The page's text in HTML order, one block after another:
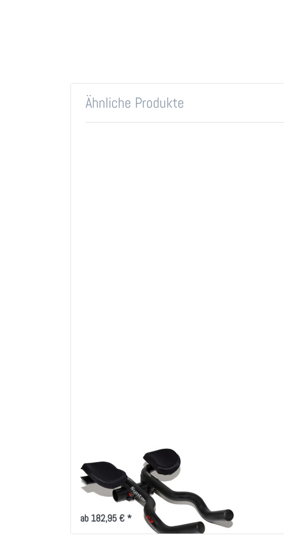
Ähnliche Produkte
Syntace C3
Aluminium Lenkeraufsatz - Double Helix Bend
ab 182,95 € *